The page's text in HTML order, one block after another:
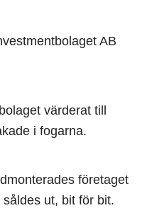
AB
värderat till
i fogarna.
företaget
ut, bit för bit.